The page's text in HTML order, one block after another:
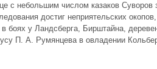
с небольшим числом казаков Суворов
достиг неприятельских
боях у Ландсберга, Бирштайна,
П. А. Румянцева в овладении